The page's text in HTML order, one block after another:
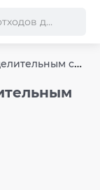
Запчасти к ленточно-делительным станкам по дереву